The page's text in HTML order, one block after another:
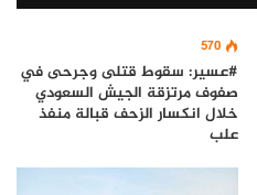
570
#عسير: سقوط قتلى وجرحى في
صفوف مرتزقة الجيش السعودي
خلال انكسار الزحف قبالة منفذ
علب